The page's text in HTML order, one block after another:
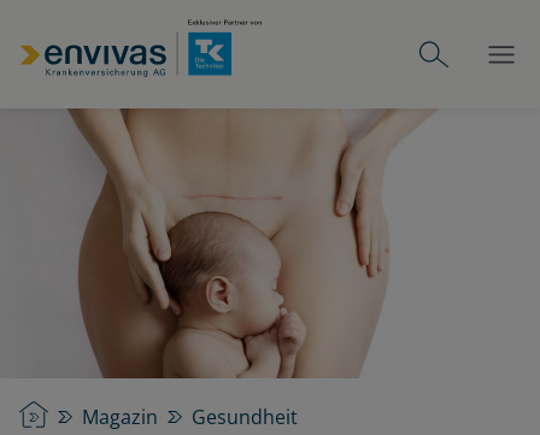
StartseiteMagazin
Gesundheit